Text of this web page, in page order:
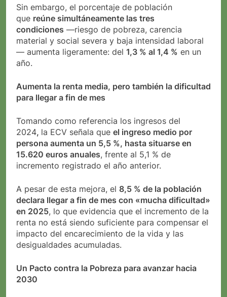
Sin embargo, el porcentaje de población
que reúne simultáneamente las tres
condiciones —riesgo de pobreza, carencia
material y social severa y baja intensidad laboral
— aumenta ligeramente: del 1,3 % al 1,4 % en un
año.
Aumenta la renta media, pero también la dificultad
para llegar a fin de mes
Tomando como referencia los ingresos del
2024, la ECV señala que el ingreso medio por
persona aumenta un 5,5 %, hasta situarse en
15.620 euros anuales, frente al 5,1 % de
incremento registrado el año anterior.
A pesar de esta mejora, el 8,5 % de la población
declara llegar a fin de mes con «mucha dificultad»
en 2025, lo que evidencia que el incremento de la
renta no está siendo suficiente para compensar el
impacto del encarecimiento de la vida y las
desigualdades acumuladas.
Un Pacto contra la Pobreza para avanzar hacia
2030